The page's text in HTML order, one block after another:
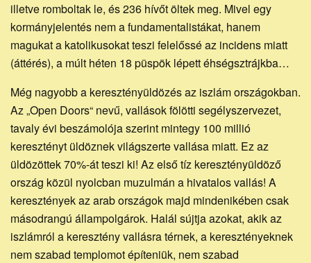
illetve romboltak le, és 236 hívőt öltek meg. Mivel egy
kormányjelentés nem a fundamentalistákat, hanem
magukat a katolikusokat teszi felelőssé az incidens miatt
(áttérés), a múlt héten 18 püspök lépett éhségsztrájkba…
Még nagyobb a keresztényüldözés az iszlám országokban.
Az „Open Doors“ nevű, vallások fölötti segélyszervezet,
tavaly évi beszámolója szerint mintegy 100 millió
keresztényt üldöznek világszerte vallása miatt. Ez az
üldözöttek 70%-át teszi ki! Az első tíz keresztényüldöző
ország közül nyolcban muzulmán a hivatalos vallás! A
keresztények az arab országok majd mindenikében csak
másodrangú állampolgárok. Halál sújtja azokat, akik az
iszlámról a keresztény vallásra térnek, a keresztényeknek
nem szabad templomot építeniük, nem szabad